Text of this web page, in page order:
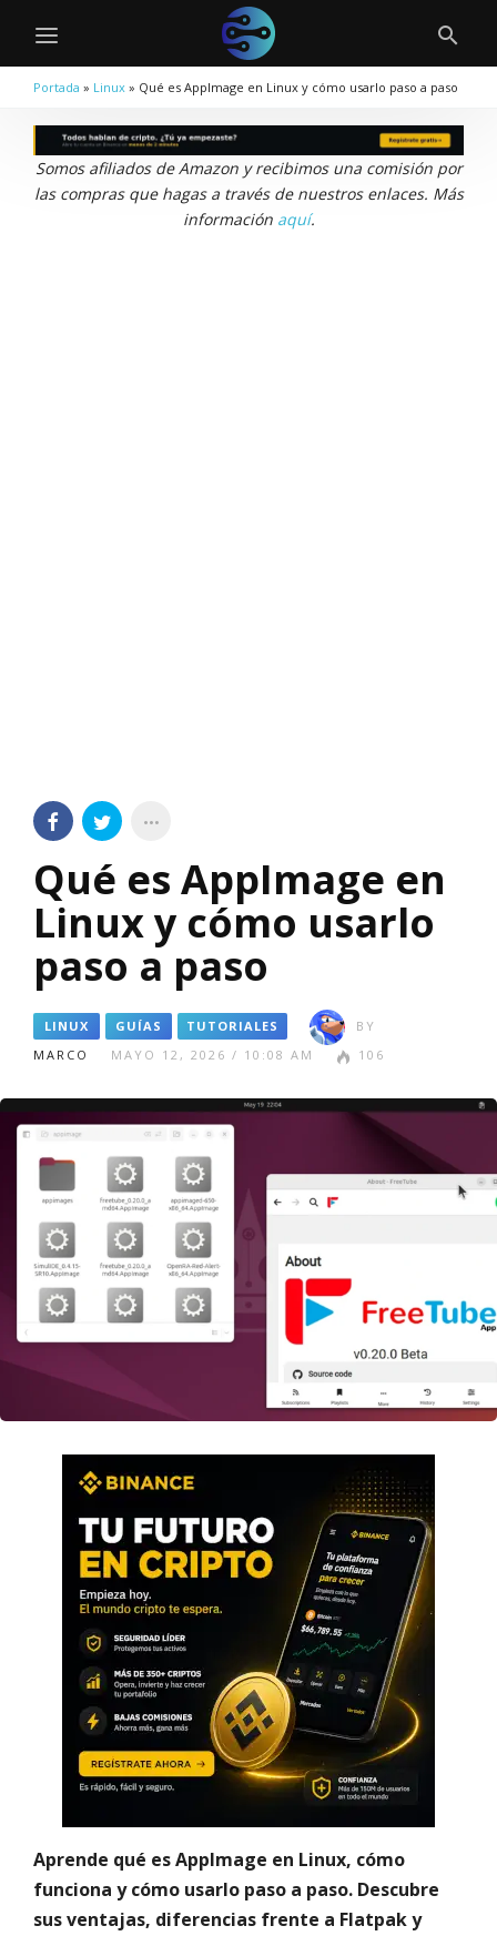
Portada » Linux » Qué es AppImage en Linux y cómo usarlo paso a paso
Somos afiliados de Amazon y recibimos una comisión por
las compras que hagas a través de nuestros enlaces. Más
información aquí.
Qué es AppImage en
Linux y cómo usarlo
paso a paso
LINUX GUÍAS TUTORIALES
BY
MARCO
MAYO 12, 2026 / 10:08 AM 106
Aprende qué es AppImage en Linux, cómo
funciona y cómo usarlo paso a paso. Descubre
sus ventajas, diferencias frente a Flatpak y